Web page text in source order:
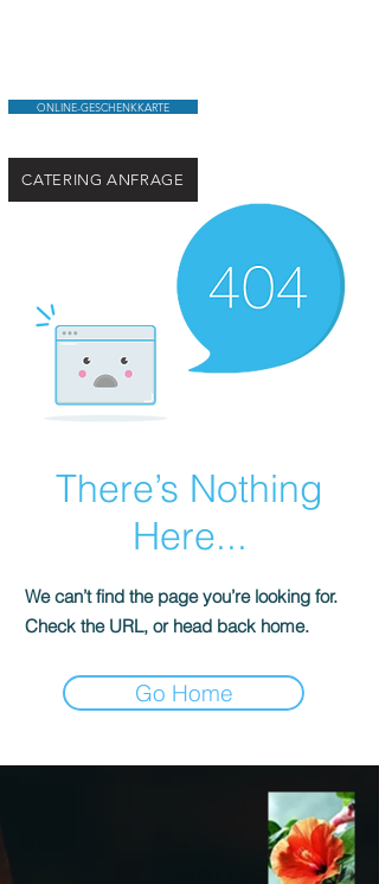
ONLINE-GESCHENKKARTE
CATERING ANFRAGE
There’s Nothing
Here...
We can’t find the page you’re looking for.
Check the URL, or head back home.
Go Home